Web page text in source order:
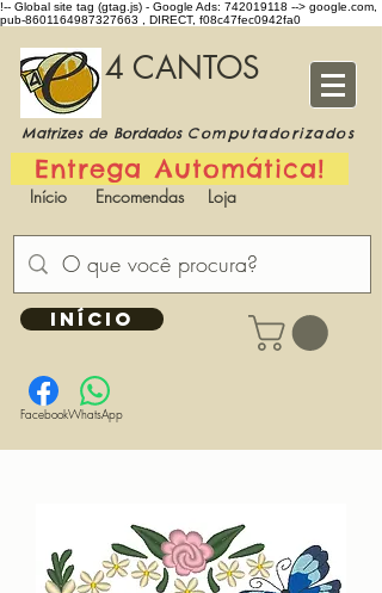
!-- Global site tag (gtag.js) - Google Ads: 742019118 --> google.com,
pub-8601164987327663 , DIRECT, f08c47fec0942fa0
4 CANTOS
Matrizes de Bordados Computadorizados
Entrega Automática!
Início Encomendas Loja
INÍCIO
FacebookWhatsApp